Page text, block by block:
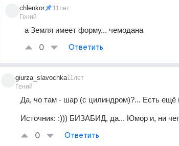
chlenkor
Гений
11лет
а Земля имеет форму... чемодана
0 Ответить
giurza_slavochka
Гений
11лет
Да, чо там - шар (с цилиндром)?... Есть ещё
Источник: :))) БИЗАБИД, да... Юмор и, ни
0 Ответить